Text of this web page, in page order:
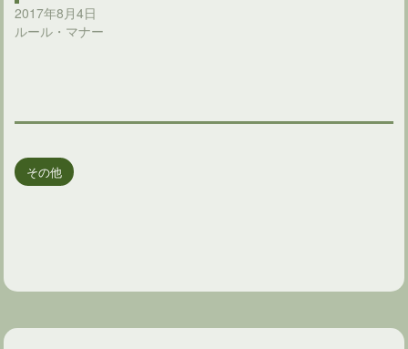
2017年8月4日
ルール・マナー
その他